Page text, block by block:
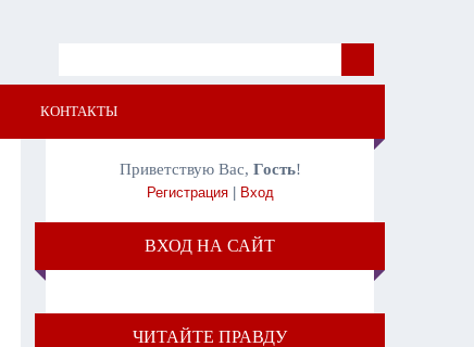
КОНТАКТЫ
Приветствую Вас, Гость!
Регистрация| Вход
ВХОД НА САЙТ
ЧИТАЙТЕ ПРАВДУ